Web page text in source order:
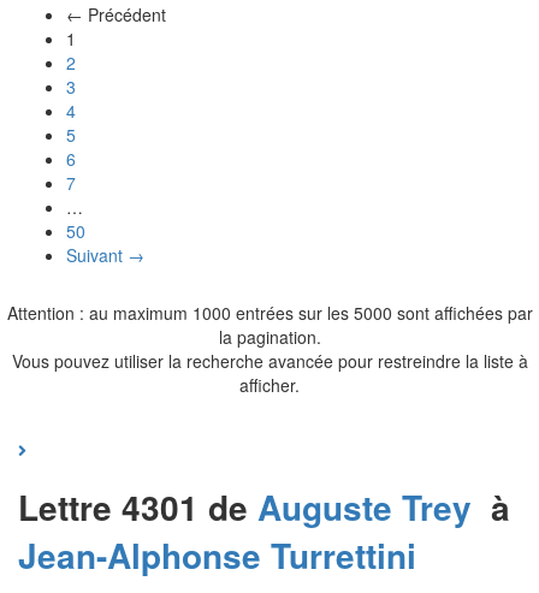
← Précédent
1
2
3
4
5
6
7
…
50
Suivant →
Attention : au maximum 1000 entrées sur les 5000 sont affichées par
la pagination.
Vous pouvez utiliser la recherche avancée pour restreindre la liste à
afficher.
Lettre 4301 de Auguste Trey à
Jean-Alphonse Turrettini